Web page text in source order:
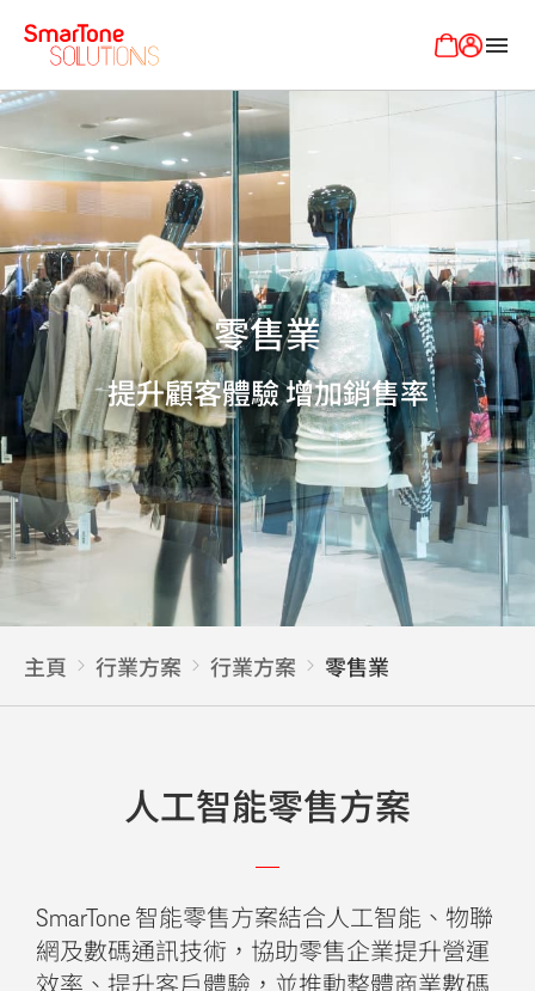
menu
零售業
提升顧客體驗 增加銷售率
主頁 行業方案 行業方案 零售業
人工智能零售方案
SmarTone 智能零售方案結合人工智能、物聯
網及數碼通訊技術，協助零售企業提升營運